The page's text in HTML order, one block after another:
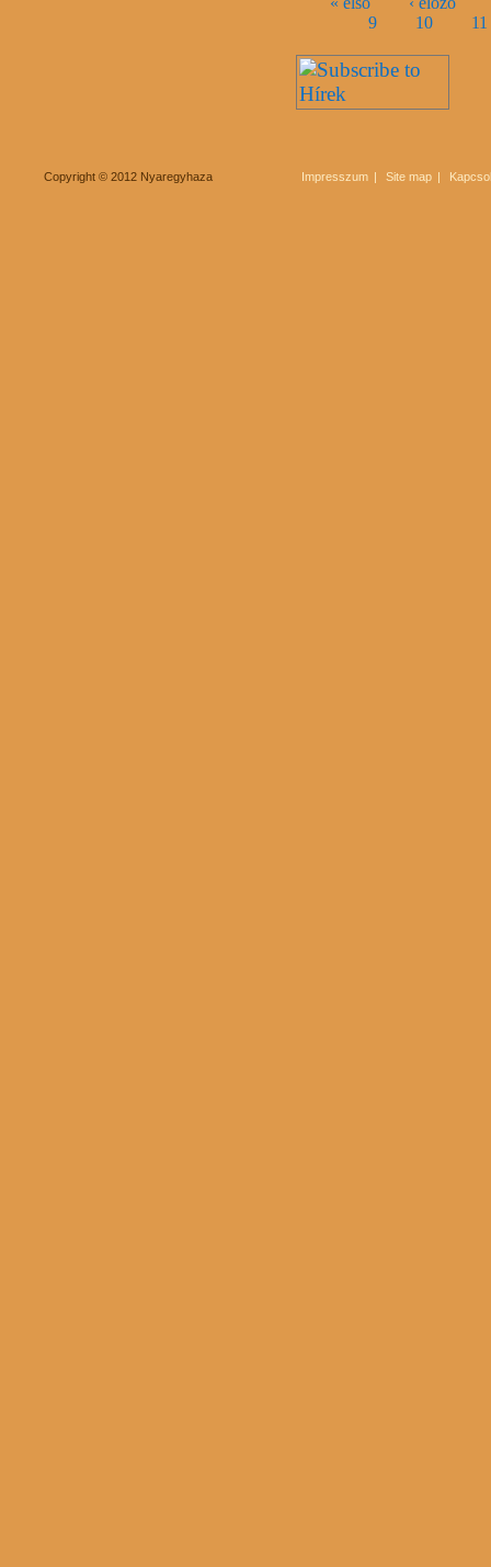
Oldalak
9
10 11
Copyright © 2012 Nyaregyhaza Impresszum Site map